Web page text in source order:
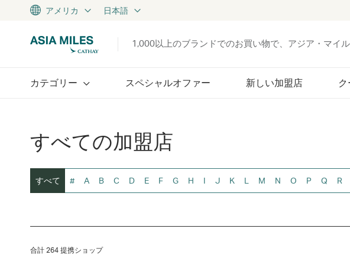
アメリカ 日本語
1,000以上のブランドでのお買い物で、アジア・マイ
カテゴリー スペシャルオファー 新しい加盟店
すべての加盟店
すべて # A B C D E F G H I J K L M N O P Q R
合計 264 提携ショップ